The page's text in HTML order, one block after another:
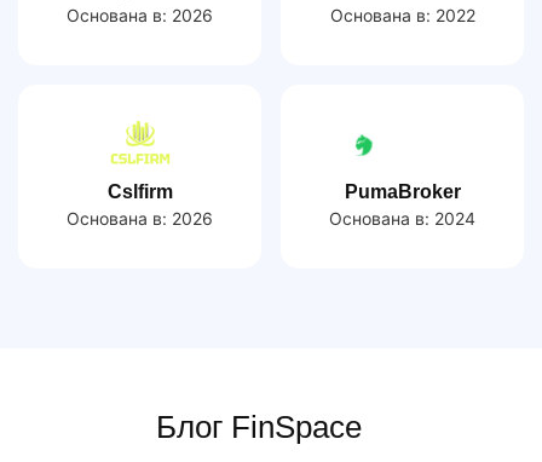
Основана в: 2026
Основана в: 2022
Cslfirm
Основана в: 2026
PumaBroker
Основана в: 2024
Блог FinSpace